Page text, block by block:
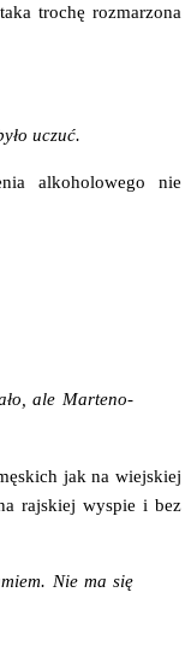
tro­chę roz­ma­rzo­na
uczuć.
alko­ho­lo­we­go nie
ale Mar­te­no­
jak na wiej­skiej
raj­skiej wyspie i bez
Nie ma się